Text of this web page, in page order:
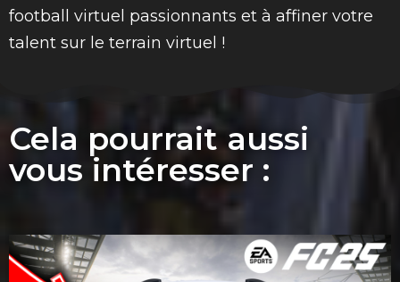
football virtuel passionnants et à affiner votre
talent sur le terrain virtuel !
Cela pourrait aussi
vous intéresser :